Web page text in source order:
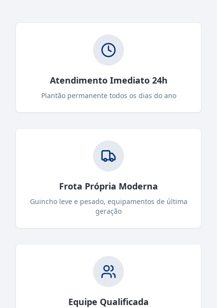
Atendimento Imediato 24h
Plantão permanente todos os dias do ano
Frota Própria Moderna
Guincho leve e pesado, equipamentos de última
geração
Equipe Qualificada